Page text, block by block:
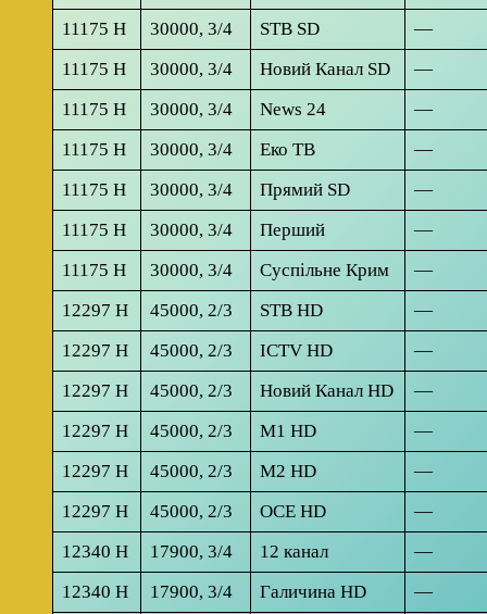
11175 H
30000, 3/4 STB SD
—
11175 H
30000, 3/4 Новий Канал SD
—
11175 H
30000, 3/4 News 24
—
11175 H
30000, 3/4 Еко ТВ
—
11175 H
30000, 3/4 Прямий SD
—
11175 H
30000, 3/4 Перший
—
11175 H
30000, 3/4 Суспільне Крим
—
12297 H
45000, 2/3 STB HD
—
12297 H
45000, 2/3 ICTV HD
—
12297 H
45000, 2/3 Новий Канал HD
—
12297 H
45000, 2/3 M1 HD
—
12297 H
45000, 2/3 M2 HD
—
12297 H
45000, 2/3 OCE HD
—
12340 H
17900, 3/4 12 канал
—
12340 H
17900, 3/4 Галичина HD —